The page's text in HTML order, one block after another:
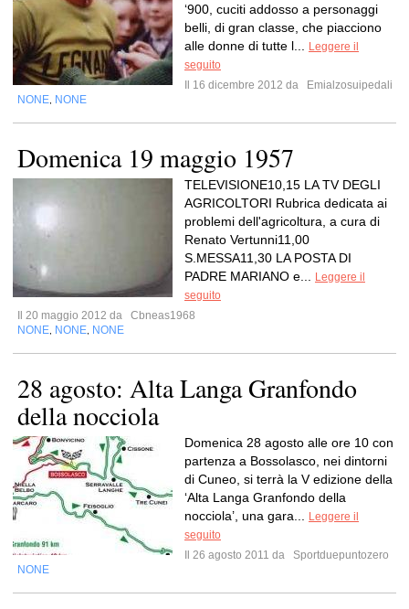
‘900, cuciti addosso a personaggi
belli, di gran classe, che piacciono
alle donne di tutte l...
Leggere il
seguito
Il 16 dicembre 2012 da
Emialzosuipedali
NONE NONE
Domenica 19 maggio 1957
TELEVISIONE10,15 LA TV DEGLI
AGRICOLTORI Rubrica dedicata ai
problemi dell'agricoltura, a cura di
Renato Vertunni11,00
S.MESSA11,30 LA POSTA DI
PADRE MARIANO e...
Leggere il
seguito
Il 20 maggio 2012 da
Cbneas1968
NONE NONE NONE
28 agosto: Alta Langa Granfondo
della nocciola
Domenica 28 agosto alle ore 10 con
partenza a Bossolasco, nei dintorni
di Cuneo, si terrà la V edizione della
‘Alta Langa Granfondo della
nocciola’, una gara...
Leggere il
seguito
Il 26 agosto 2011 da
Sportduepuntozero
NONE